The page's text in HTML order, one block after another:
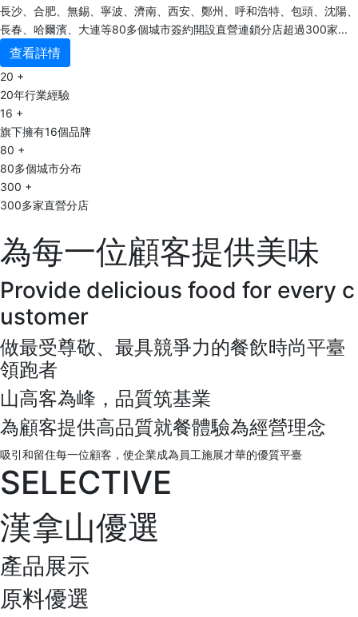
長沙、合肥、無錫、寧波、濟南、西安、鄭州、呼和浩特、包頭、沈陽、
長春、哈爾濱、大連等80多個城市簽約開設直營連鎖分店超過300家...
查看詳情
20 +
20年行業經驗
16 +
旗下擁有16個品牌
80 +
80多個城市分布
300 +
300多家直營分店
為每一位顧客提供美味
Provide delicious food for every c
ustomer
做最受尊敬、最具競爭力的餐飲時尚平臺
領跑者
山高客為峰，品質筑基業
為顧客提供高品質就餐體驗為經營理念
吸引和留住每一位顧客，使企業成為員工施展才華的優質平臺
SELECTIVE
漢拿山優選
產品展示
原料優選